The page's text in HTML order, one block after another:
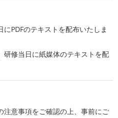
PDFのテキストを配布いたしま
研修当日に紙媒体のテキストを配
注意事項をご確認の上、事前にご